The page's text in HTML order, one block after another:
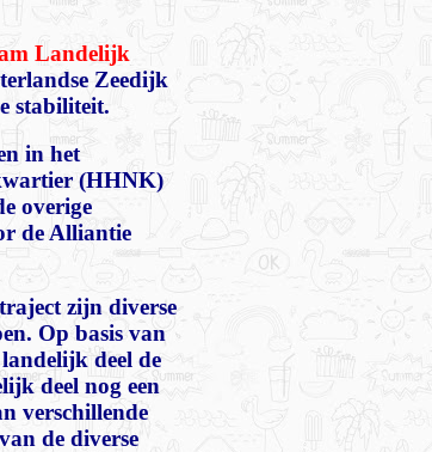
Landelijk
Zeedijk
stabiliteit.
in het
(HHNK)
overige
de Alliantie
zijn diverse
Op basis van
deel de
deel nog een
verschillende
de diverse